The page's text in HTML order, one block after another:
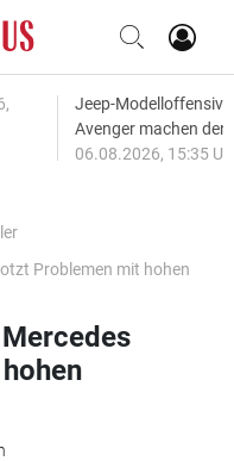
Jeep-
Avenger machen
06.08.2026, 15:35
Problemen mit hohen